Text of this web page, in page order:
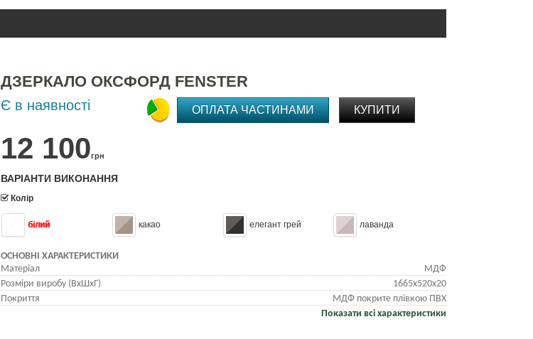
ДЗЕРКАЛО ОКСФОРД FENSTER
Є в наявності
12 100грн
ОПЛАТА ЧАСТИНАМИ КУПИТИ
ВАРІАНТИ ВИКОНАННЯ
Колір
білий какао елегант грей лаванда
ОСНОВНІ ХАРАКТЕРИСТИКИ
Матеріал
МДФ
Розміри виробу (ВхШхГ)
1665x520x20
Покриття
МДФ покрите плівкою ПВХ
Показати всі характеристики